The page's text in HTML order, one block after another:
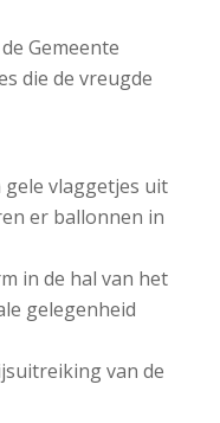
Gemeente
die de vreugde
vlaggetjes uit
er ballonnen in
in de hal van het
gelegenheid
van de